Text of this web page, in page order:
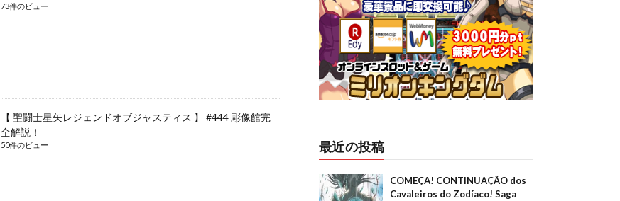
73件のビュー
【 聖闘士星矢レジェンドオブジャスティス 】 #444 彫像館完
全解説！
50件のビュー 最近の投稿
COMEÇA! CONTINUAÇÃO dos
Cavaleiros do Zodíaco! Saga